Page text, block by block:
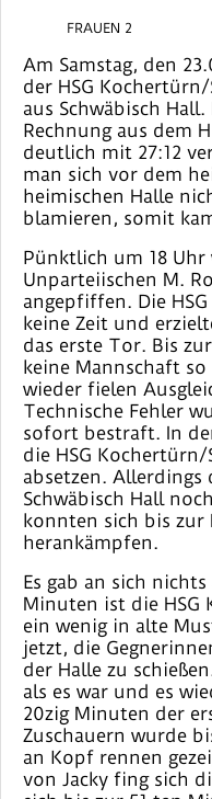
FRAUEN 2
Am Samstag, den
der HSG
aus Schwäbisch
Rechnung aus dem
deutlich mit 27:12
man sich vor dem
heimischen Halle
blamieren, somit
Pünktlich um 18 Uhr
Unparteiischen M.
angepfiffen. Die
keine Zeit und
das erste Tor. Bis
keine Mannschaft
wieder fielen
Technische Fehler
sofort bestraft. In
die HSG
absetzen. Allerdings
Schwäbisch Hall
konnten sich bis zur
herankämpfen.
Es gab an sich
Minuten ist die HSG
ein wenig in alte
jetzt, die
der Halle zu
als es war und es
20zig Minuten der
Zuschauern wurde
an Kopf rennen
von Jacky fing sich